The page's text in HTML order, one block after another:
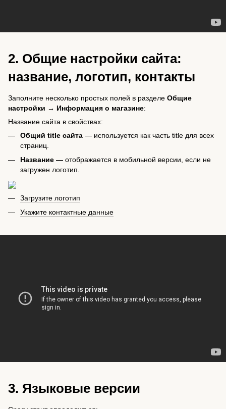
2. Общие настройки сайта:
название, логотип, контакты
Заполните несколько простых полей в разделе Общие
настройки → Информация о магазине:
Название сайта в свойствах:
Общий title сайта — используется как часть title для всех
страниц.
Название — отображается в мобильной версии, если не
загружен логотип.
Загрузите логотип
Укажите контактные данные
3. Языковые версии